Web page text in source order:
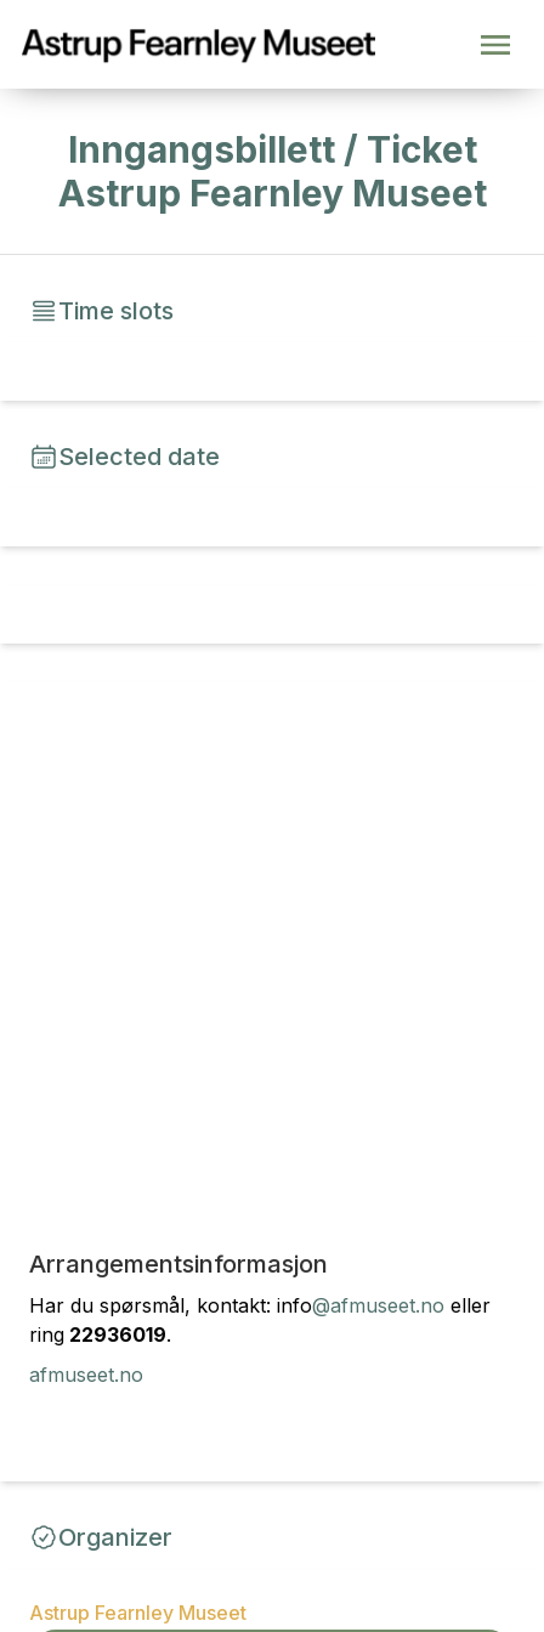
Inngangsbillett / Ticket
Astrup Fearnley Museet
Time slots
Selected date
Arrangementsinformasjon
Har du spørsmål, kontakt: info@afmuseet.no eller
ring 22936019.
afmuseet.no
Organizer
Astrup Fearnley Museet